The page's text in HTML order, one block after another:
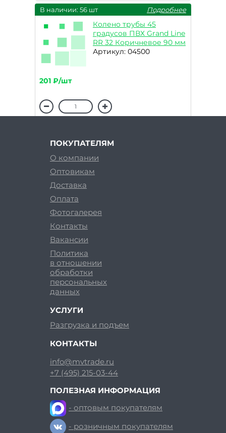
В наличии: 56 шт Подробнее
Колено трубы 45
градусов ПВХ Grand Line
RR 32 Коричневое 90 мм
Артикул: 04500
201 ₽/шт
ПОКУПАТЕЛЯМ
О компании
Оптовикам
Доставка
Оплата
Фотогалерея
Контакты
Вакансии
Политика
в отношении
обработки
персональных
данных
УСЛУГИ
Разгрузка и подъем
КОНТАКТЫ
info@mvtrade.ru
+7 (495) 215-03-44
ПОЛЕЗНАЯ ИНФОРМАЦИЯ
- оптовым покупателям
- розничным покупателям